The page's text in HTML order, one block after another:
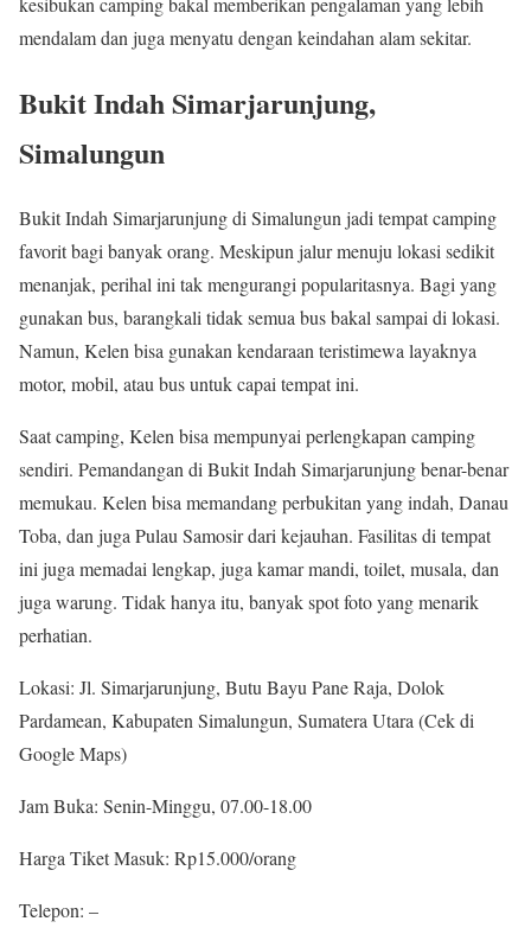
mendalam dan juga menyatu dengan keindahan alam sekitar.
Bukit Indah Simarjarunjung,
Simalungun
Bukit Indah Simarjarunjung di Simalungun jadi tempat camping
favorit bagi banyak orang. Meskipun jalur menuju lokasi sedikit
menanjak, perihal ini tak mengurangi popularitasnya. Bagi yang
gunakan bus, barangkali tidak semua bus bakal sampai di lokasi.
Namun, Kelen bisa gunakan kendaraan teristimewa layaknya
motor, mobil, atau bus untuk capai tempat ini.
Saat camping, Kelen bisa mempunyai perlengkapan camping
sendiri. Pemandangan di Bukit Indah Simarjarunjung benar-benar
memukau. Kelen bisa memandang perbukitan yang indah, Danau
Toba, dan juga Pulau Samosir dari kejauhan. Fasilitas di tempat
ini juga memadai lengkap, juga kamar mandi, toilet, musala, dan
juga warung. Tidak hanya itu, banyak spot foto yang menarik
perhatian.
Lokasi: Jl. Simarjarunjung, Butu Bayu Pane Raja, Dolok
Pardamean, Kabupaten Simalungun, Sumatera Utara (Cek di
Google Maps)
Jam Buka: Senin-Minggu, 07.00-18.00
Harga Tiket Masuk: Rp15.000/orang
Telepon: –